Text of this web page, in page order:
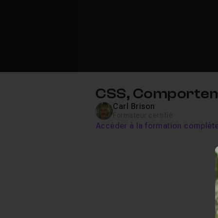
CSS,
Carl Brison
Accéder à la formation